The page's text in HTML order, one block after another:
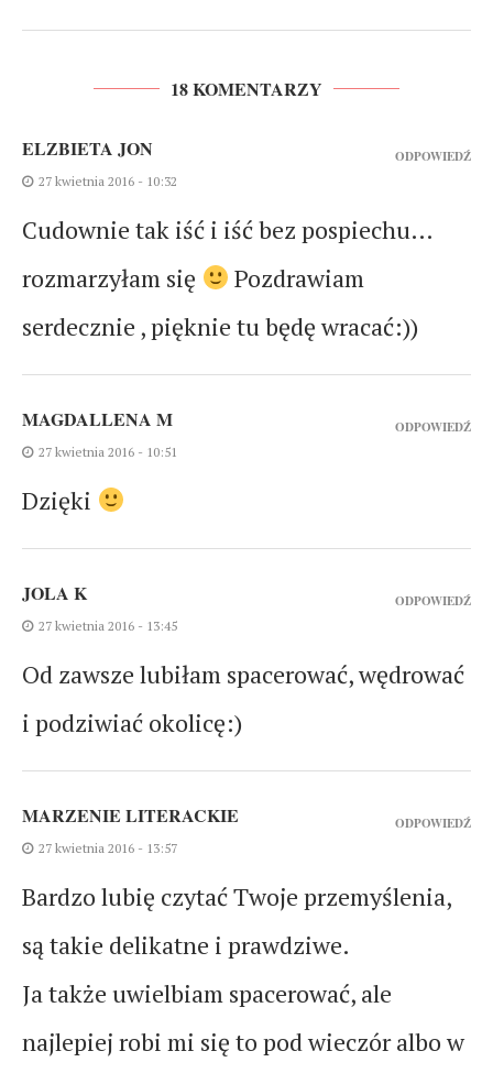
18 KOMENTARZY
ELZBIETA JON
27 kwietnia 2016 - 10:32
Cudownie tak iść i iść bez pospiechu…
rozmarzyłam się
Pozdrawiam
serdecznie , pięknie tu będę wracać:))
ODPOWIEDŹ
MAGDALLENA M
27 kwietnia 2016 - 10:51
Dzięki
ODPOWIEDŹ
JOLA K
27 kwietnia 2016 - 13:45
Od zawsze lubiłam spacerować, wędrować
i podziwiać okolicę:)
ODPOWIEDŹ
MARZENIE LITERACKIE
27 kwietnia 2016 - 13:57
Bardzo lubię czytać Twoje przemyślenia,
są takie delikatne i prawdziwe.
Ja także uwielbiam spacerować, ale
najlepiej robi mi się to pod wieczór albo w
ODPOWIEDŹ